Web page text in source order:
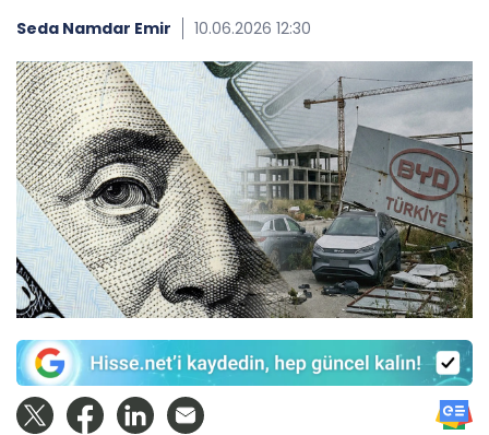
Seda Namdar Emir 10.06.2026 12:30